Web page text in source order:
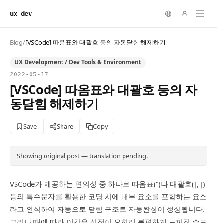
ux dev
Blog/[VSCode] 따옴표와 대괄호 등의 자동닫힘 해제하기
UX Development / Dev Tools & Environment
2022-05-17
[VSCode] 따옴표와 대괄호 등의 자
동닫힘 해제하기
Save Share Copy
Showing original post — translation pending.
VSCode가 제공하는 편의성 중 하나로 따옴표(“)나 대괄호([, ])
등의 특수문자를 활용한 코딩 시에 내부 요소를 포함하는 요소
라고 인식하여 자동으로 닫힘 구조로 자동완성이 생성됩니다.